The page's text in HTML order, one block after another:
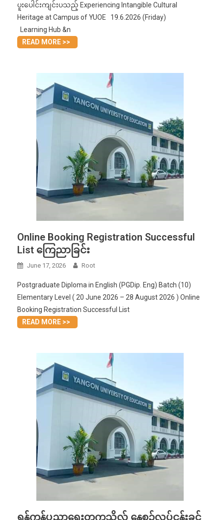
ပူးပေါင်းကျင်းပသည့် Experiencing Intangible Cultural
Heritage at Campus of YUOE 19.6.2026 (Friday)
Learning Hub &n
READ MORE >>
Online Booking Registration Successful
List ကြေညာခြင်း
June 17, 2026 Root
Postgraduate Diploma in English (PGDip. Eng) Batch (10)
Elementary Level ( 20 June 2026 – 28 August 2026 ) Online
Booking Registration Successful List
READ MORE >>
ရန်ကုန်ပညာရေးတက္ကသိုလ် နေ့စဉ်လုပ်ငန်းခွင်